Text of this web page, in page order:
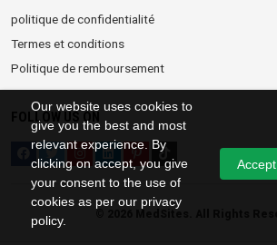
Our website uses cookies to
give you the best and most
relevant experience. By
clicking on accept, you give
your consent to the use of
cookies as per our privacy
policy.
Accept
politique de confidentialité
Termes et conditions
Politique de remboursement
FOLLOW US ON